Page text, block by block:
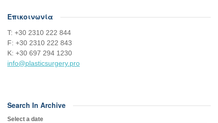
Επικοινωνία
Τ: +30 2310 222 844
F: +30 2310 222 843
Κ: +30 697 294 1230
info@plasticsurgery.pro
Search In Archive
Select a date